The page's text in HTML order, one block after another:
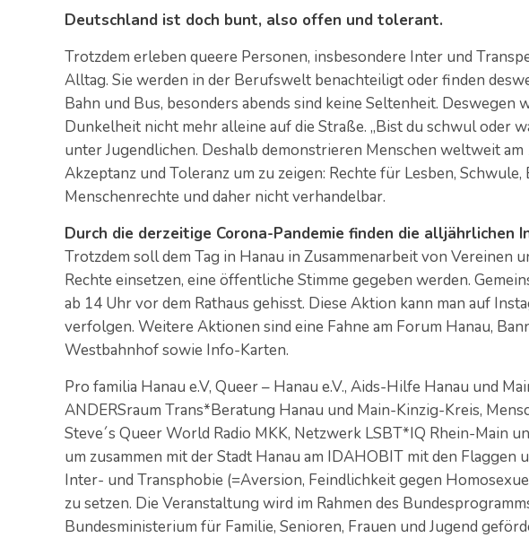
Deutschland ist doch bunt, also offen und tolerant.
Trotzdem erleben queere Personen, insbesondere Inter und
Alltag. Sie werden in der Berufswelt benachteiligt oder finden
Bahn und Bus, besonders abends sind keine Seltenheit. Deswegen
Dunkelheit nicht mehr alleine auf die Straße. „Bist du schwul oder
unter Jugendlichen. Deshalb demonstrieren Menschen weltweit
Akzeptanz und Toleranz um zu zeigen: Rechte für Lesben,
Menschenrechte und daher nicht verhandelbar.
Durch die derzeitige Corona-Pandemie finden die
Trotzdem soll dem Tag in Hanau in Zusammenarbeit von Vereinen
Rechte einsetzen, eine öffentliche Stimme gegeben werden.
ab 14 Uhr vor dem Rathaus gehisst. Diese Aktion kann man auf
verfolgen. Weitere Aktionen sind eine Fahne am Forum Hanau,
Westbahnhof sowie Info-Karten.
Pro familia Hanau e.V, Queer – Hanau e.V., Aids-Hilfe Hanau und
ANDERSraum Trans*Beratung Hanau und Main-Kinzig-Kreis,
Steve´s Queer World Radio MKK, Netzwerk LSBT*IQ Rhein-Main
um zusammen mit der Stadt Hanau am IDAHOBIT mit den Flaggen
Inter- und Transphobie (=Aversion, Feindlichkeit gegen
zu setzen. Die Veranstaltung wird im Rahmen des
Bundesministerium für Familie, Senioren, Frauen und Jugend